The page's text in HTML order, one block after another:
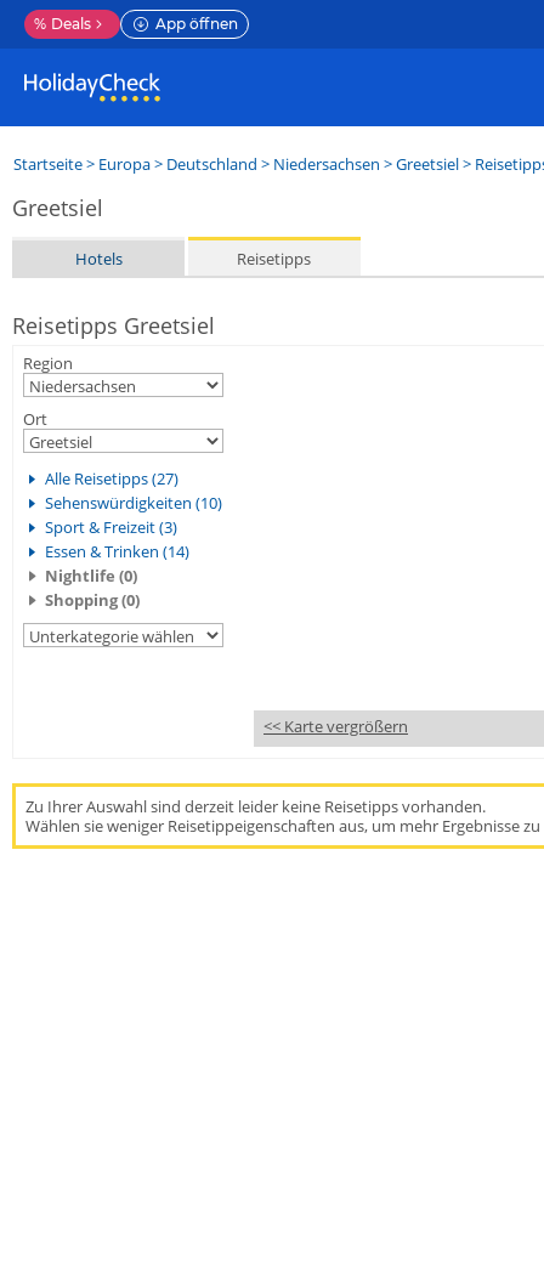
% Deals App öffnen
Startseite> Europa> Deutschland > Niedersachsen >Greetsiel>
Greetsiel
Hotels Reisetipps
Reisetipps Greetsiel
Region
Ort
Alle Reisetipps (27)
Sehenswürdigkeiten (10)
Sport & Freizeit (3)
Essen & Trinken (14)
Nightlife (0)
Shopping (0)
<< Karte vergrößern
Zu Ihrer Auswahl sind derzeit leider keine Reisetipps vorhanden.
Wählen sie weniger Reisetippeigenschaften aus, um mehr Ergebnisse